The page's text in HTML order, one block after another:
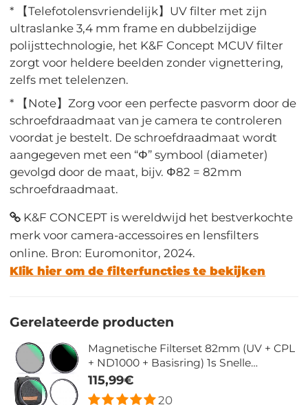
* 【Telefotolensvriendelijk】UV filter met zijn
ultraslanke 3,4 mm frame en dubbelzijdige
polijsttechnologie, het K&F Concept MCUV filter
zorgt voor heldere beelden zonder vignettering,
zelfs met telelenzen.
* 【Note】Zorg voor een perfecte pasvorm door de
schroefdraadmaat van je camera te controleren
voordat je bestelt. De schroefdraadmaat wordt
aangegeven met een “Φ” symbool (diameter)
gevolgd door de maat, bijv. Φ82 = 82mm
schroefdraadmaat.
K&F CONCEPT is wereldwijd het bestverkochte
merk voor camera-accessoires en lensfilters
online. Bron: Euromonitor, 2024.
Klik hier om de filterfuncties te bekijken
Gerelateerde producten
Magnetische Filterset 82mm (UV + CPL
+ ND1000 + Basisring) 1s Snelle
Installatie met 28 Lagen Coating - Nano
Xcel Serie
115,99€
20